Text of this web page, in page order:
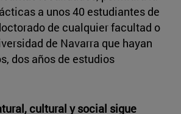
a unos 40 estudiantes de
de cualquier facultad o
de Navarra que hayan
dos años de estudios
cultural y social sigue